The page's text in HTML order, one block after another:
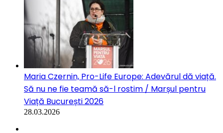
Maria Czernin, Pro-Life Europe: Adevărul dă viață.
Să nu ne fie teamă să-l rostim / Marșul pentru
Viață București 2026
28.03.2026